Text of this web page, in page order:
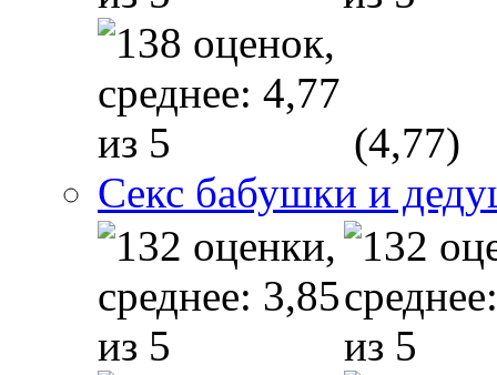
(4,77)
Секс бабушки и